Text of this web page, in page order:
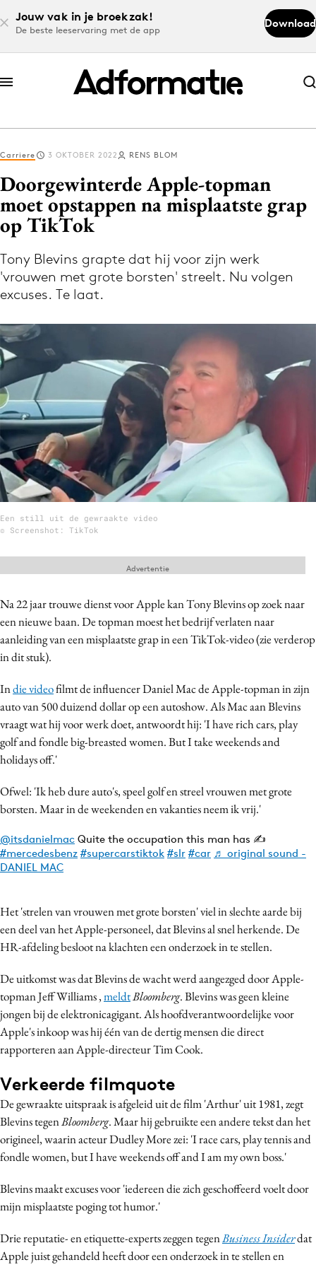
Jouw vak in je broekzak!
De beste leeservaring met de app
Download
Abonneer nu
Abonneer nu
Log in
Download de app
Volg het laatste nieuws via de Adformatie
Nieuws app
Menu
Home
9 sept: GenAI-training
12 nov: MarketingLive!
Adverteren
Events
Vacatures
Partners
Topics
Artificial Intelligence
Bureaus
Campagnes
Carriere
Contentmarketing
Craft
Customer Experience
Design
Digital transformation
Diversiteit
Effectiviteit
Interne communicatie
Martech
Merkstrategie
PR
Programmatic
Purpose Marketing
Carriere 3 OKTOBER 2022 RENS BLOM
Doorgewinterde Apple-topman
moet opstappen na misplaatste grap
op TikTok
Tony Blevins grapte dat hij voor zijn werk
'vrouwen met grote borsten' streelt. Nu volgen
excuses. Te laat.
Een still uit de gewraakte video
© Screenshot: TikTok
Na 22 jaar trouwe dienst voor Apple kan Tony Blevins op zoek naar
een nieuwe baan. De topman moest het bedrijf verlaten naar
aanleiding van een misplaatste grap in een TikTok-video (zie verderop
in dit stuk).
Indie videofilmt de influencer Daniel Mac de Apple-topman in zijn
auto van 500 duizend dollar op een autoshow. Als Mac aan Blevins
vraagt wat hij voor werk doet, antwoordt hij: 'I have rich cars, play
golf and fondle big-breasted women. But I take weekends and
holidays off.'
Ofwel: 'Ik heb dure auto's, speel golf en streel vrouwen met grote
borsten. Maar in de weekenden en vakanties neem ik vrij.'
@itsdanielmac Quite the occupation this man has ✍️
#mercedesbenz #supercarstiktok #slr #car ♬ original sound -
DANIEL MAC
Het 'strelen van vrouwen met grote borsten' viel in slechte aarde bij
een deel van het Apple-personeel, dat Blevins al snel herkende. De
HR-afdeling besloot na klachten een onderzoek in te stellen.
De uitkomst was dat Blevins de wacht werd aangezged door Apple-
topman Jeff Williams ,meldtBloomberg. Blevins was geen kleine
jongen bij de elektronicagigant. Als hoofdverantwoordelijke voor
Apple's inkoop was hij één van de dertig mensen die direct
rapporteren aan Apple-directeur Tim Cook.
Verkeerde filmquote
De gewraakte uitspraak is afgeleid uit de film 'Arthur' uit 1981, zegt
Blevins tegenBloomberg. Maar hij gebruikte een andere tekst dan het
origineel, waarin acteur Dudley More zei: 'I race cars, play tennis and
fondle women, but I have weekends off and I am my own boss.'
Blevins maakt excuses voor 'iedereen die zich geschoffeerd voelt door
mijn misplaatste poging tot humor.'
Drie reputatie- en etiquette-experts zeggen tegenBusiness Insiderdat
Apple juist gehandeld heeft door een onderzoek in te stellen en
Advertentie